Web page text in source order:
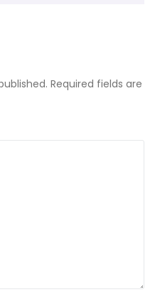
Required fields are